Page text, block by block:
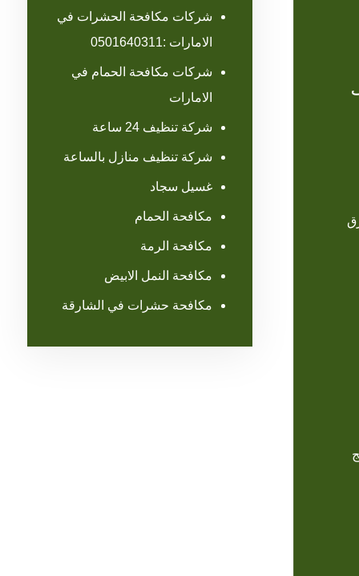
شركات مكافحة الحشرات في
الامارات :0501640311
شركات مكافحة الحمام في
الامارات
شركة تنظيف 24 ساعة
شركة تنظيف منازل بالساعة
غسيل سجاد
مكافحة الحمام
مكافحة الرمة
مكافحة النمل الابيض
مكافحة حشرات في الشارقة